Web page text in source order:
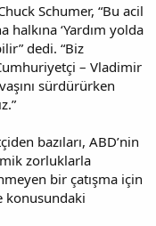
Schumer, “Bu acil
halkına ‘Yardım yolda
dedi. “Biz
– Vladimir
sürdürürken
bazıları, ABD’nin
zorluklarla
bir çatışma için
konusundaki